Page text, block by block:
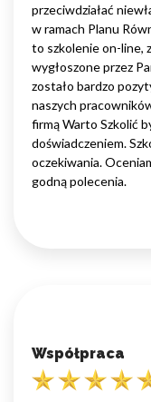
przeciwdziałać
w ramach Planu
to szkolenie on-line,
wygłoszone przez
zostało bardzo
naszych
firmą Warto Szkolić
doświadczeniem.
oczekiwania.
godną polecenia.
Współpraca